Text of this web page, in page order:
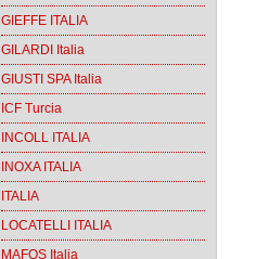
GIEFFE ITALIA
GILARDI Italia
GIUSTI SPA Italia
ICF Turcia
INCOLL ITALIA
INOXA ITALIA
ITALIA
LOCATELLI ITALIA
MAFOS Italia